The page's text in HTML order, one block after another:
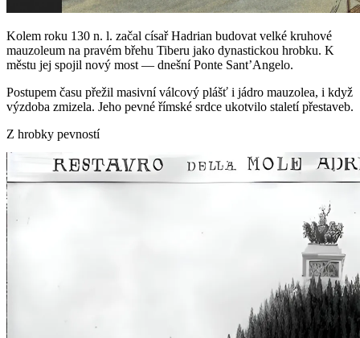
Kolem roku 130 n. l. začal císař Hadrian budovat velké kruhové
mauzoleum na pravém břehu Tiberu jako dynastickou hrobku. K
městu jej spojil nový most — dnešní Ponte Sant’Angelo.
Postupem času přežil masivní válcový plášť i jádro mauzolea, i když
výzdoba zmizela. Jeho pevné římské srdce ukotvilo staletí přestaveb.
Z hrobky pevností